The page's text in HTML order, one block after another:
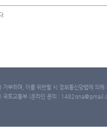
.
부하며, 이를 위반할 시 정보통신망법에 의
국토교통부 (온라인 문의 :